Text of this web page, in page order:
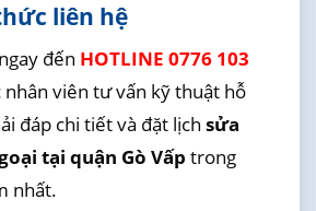
liên hệ
đến HOTLINE 0776 103
viên tư vấn kỹ thuật hỗ
đáp chi tiết và đặt lịch sửa
tại quận Gò Vấp trong
nhất.